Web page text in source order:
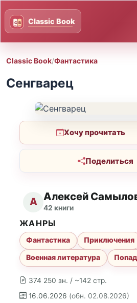
Classic Book/Фантастика
Сенгварец
Хочу прочитать
Поделиться
А Алексей
42 книги
374 250 зн. / ~142 стр.
16.06.2026 (обн. 02.08.2026)
ЖАНРЫ
Фантастика
Приключения
Военная литература